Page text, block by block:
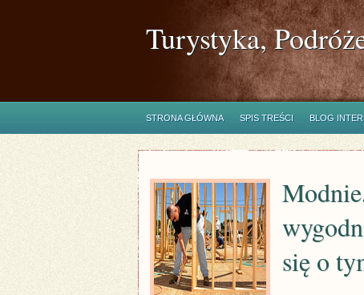
Turystyka,
STRONA GŁÓWNA SPIS TREŚCI BLOG
się o